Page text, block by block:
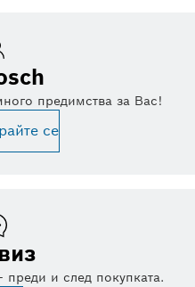
предимства за Вас!
се
и след покупката.